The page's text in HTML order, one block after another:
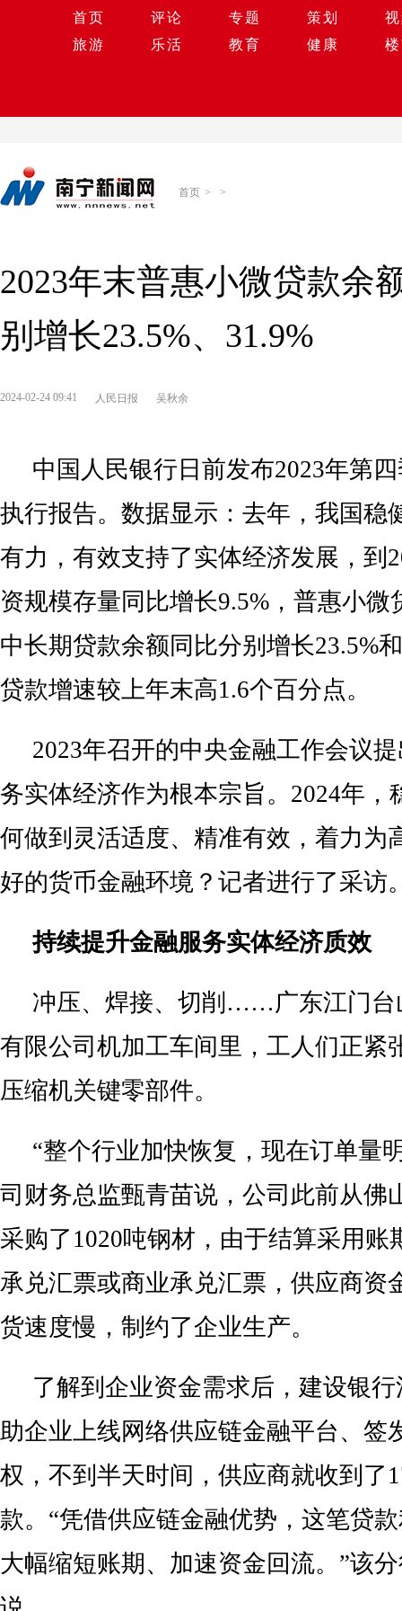
首页 评论 专题 策划
旅游
乐活 教育 健康
首页 > >
2023年末普惠小微贷款余
别增长23.5%、31.9%
2024-02-24 09:41 人民日报 吴秋余
中国人民银行日前发布2023年第
执行报告。数据显示：去年，我国稳
有力，有效支持了实体经济发展，到
资规模存量同比增长9.5%，普惠小微
中长期贷款余额同比分别增长23.5%
贷款增速较上年末高1.6个百分点。
2023年召开的中央金融工作会议
务实体经济作为根本宗旨。2024年，
何做到灵活适度、精准有效，着力为
好的货币金融环境？记者进行了采访
持续提升金融服务实体经济质效
冲压、焊接、切削……广东江门台
有限公司机加工车间里，工人们正紧
压缩机关键零部件。
“整个行业加快恢复，现在订单量
司财务总监甄青苗说，公司此前从佛
采购了1020吨钢材，由于结算采用账
承兑汇票或商业承兑汇票，供应商资
货速度慢，制约了企业生产。
了解到企业资金需求后，建设银
助企业上线网络供应链金融平台、签
权，不到半天时间，供应商就收到了
款。“凭借供应链金融优势，这笔贷
大幅缩短账期、加速资金回流。”该